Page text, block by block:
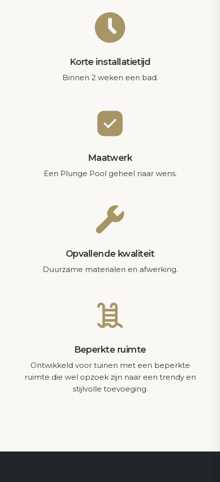
Korte installatietijd
Binnen 2 weken een bad.
Maatwerk
Een Plunge Pool geheel naar wens.
Opvallende kwaliteit
Duurzame materialen en afwerking.
Beperkte ruimte
Ontwikkeld voor tuinen met een beperkte
ruimte die wel opzoek zijn naar een trendy en
stijlvolle toevoeging.